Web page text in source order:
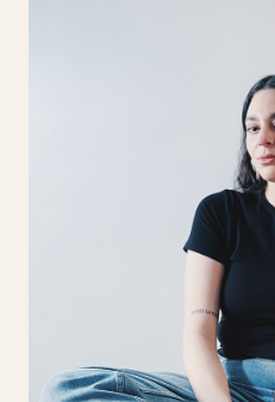
Margot Ambrosio,
portuguesas, é
costura há mais de 10
Paris, pretende unir
como
sustentáveis.
bolsas,
valorizando
naturais.
desenvolver uma